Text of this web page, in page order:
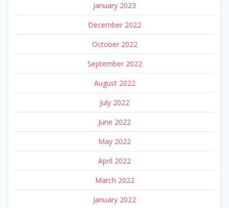
January 2023
December 2022
October 2022
September 2022
August 2022
July 2022
June 2022
May 2022
April 2022
March 2022
January 2022